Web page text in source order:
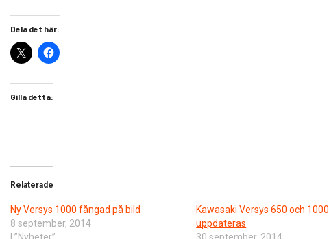
Dela det här:
Gilla detta:
Relaterade
Ny Versys 1000 fångad på bild
8 september, 2014
I ”Nyheter”
Kawasaki Versys 650 och 1000
uppdateras
30 september, 2014